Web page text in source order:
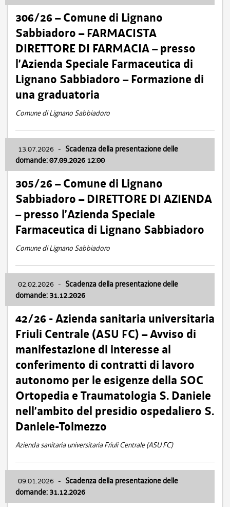
306/26 – Comune di Lignano
Sabbiadoro – FARMACISTA
DIRETTORE DI FARMACIA – presso
l’Azienda Speciale Farmaceutica di
Lignano Sabbiadoro – Formazione di
una graduatoria
Comune di Lignano Sabbiadoro
13.07.2026 - Scadenza della presentazione delle
domande: 07.09.2026 12:00
305/26 – Comune di Lignano
Sabbiadoro – DIRETTORE DI AZIENDA
– presso l’Azienda Speciale
Farmaceutica di Lignano Sabbiadoro
Comune di Lignano Sabbiadoro
02.02.2026 - Scadenza della presentazione delle
domande: 31.12.2026
42/26 - Azienda sanitaria universitaria
Friuli Centrale (ASU FC) – Avviso di
manifestazione di interesse al
conferimento di contratti di lavoro
autonomo per le esigenze della SOC
Ortopedia e Traumatologia S. Daniele
nell’ambito del presidio ospedaliero S.
Daniele-Tolmezzo
Azienda sanitaria universitaria Friuli Centrale (ASU FC)
09.01.2026 - Scadenza della presentazione delle
domande: 31.12.2026